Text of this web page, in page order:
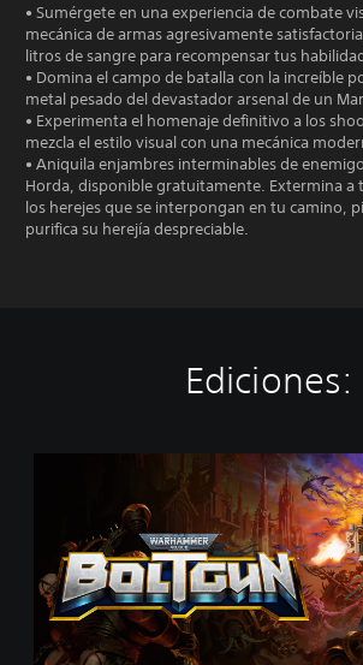
• Sumérgete en una experiencia de combate
mecánica de armas agresivamente
litros de sangre para recompensar tus
• Domina el campo de batalla con la increíble
metal pesado del devastador arsenal de un
• Experimenta el homenaje definitivo a los
mezcla el estilo visual con una mecánica
• Aniquila enjambres interminables de
Horda, disponible gratuitamente. Extermina a
los herejes que se interpongan en tu camino,
purifica su herejía despreciable.
Ediciones:
m
m